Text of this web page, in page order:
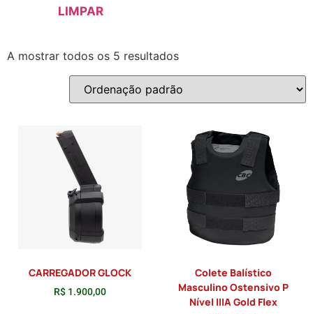
LIMPAR
A mostrar todos os 5 resultados
CARREGADOR GLOCK
R$ 1.900,00
Colete Balístico
Masculino Ostensivo P
Nível IIIA Gold Flex